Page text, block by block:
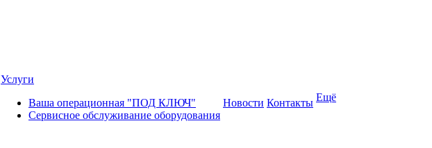
Услуги
Ваша операционная "ПОД КЛЮЧ"
Сервисное обслуживание оборудования
Новости Контакты Ещё